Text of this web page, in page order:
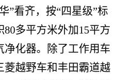
”看齐，按“四星级”标
多平方米外加15平方
化器。除了工作用车
菱越野车和丰田霸道越